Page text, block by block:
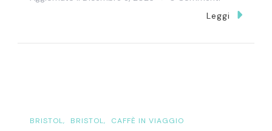
Il
Leggi
BRISTOL BRISTOL CAFFÈ IN VIAGGIO